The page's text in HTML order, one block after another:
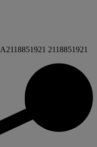
A2118851921 2118851921